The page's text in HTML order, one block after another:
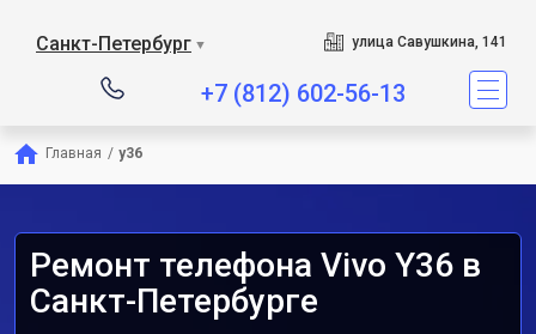
Санкт-Петербург ▼ улица Савушкина, 141
+7 (812) 602-56-13
Главная / y36
Ремонт телефона Vivo Y36 в
Санкт-Петербурге